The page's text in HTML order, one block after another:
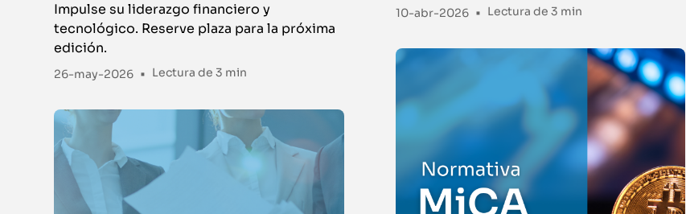
Impulse su liderazgo financiero y
tecnológico. Reserve plaza para la próxima
edición.
26-may-2026 • Lectura de3 min
10-abr-2026 • Lectura de 3 min